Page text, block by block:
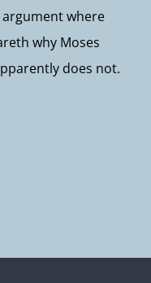
where
why Moses
does not.